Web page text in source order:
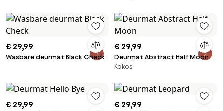
€ 29,99
Wasbare deurmat Black Check
€ 29,99
Deurmat Abstract Half Moon
Kokos
€ 29,99 € 29,99